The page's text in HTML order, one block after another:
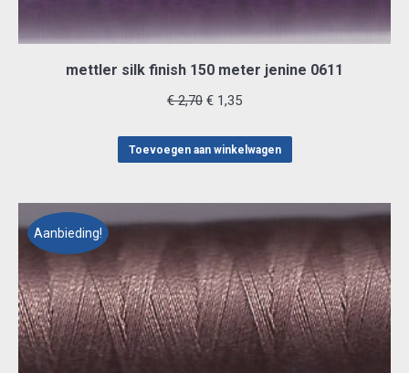
mettler silk finish 150 meter jenine 0611
€2,70 Oorspronkelijke
was:
€ 1,35Huidige
is:
Toevoegen aan winkelwagen
Aanbieding!